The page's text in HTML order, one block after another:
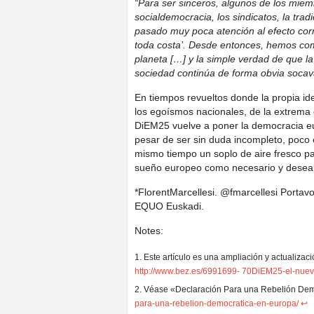
“Para ser sinceros, algunos de los
socialdemocracia, los sindicatos, la
pasado muy poca atención al efecto
toda costa’. Desde entonces, hemos
planeta […] y la simple verdad de que
sociedad continúa de forma obvia
En tiempos revueltos donde la propia
los egoísmos nacionales, de la
DiEM25 vuelve a poner la democracia
pesar de ser sin duda incompleto,
mismo tiempo un soplo de aire fresco
sueño europeo como necesario y
*FlorentMarcellesi. @fmarcellesi
EQUO Euskadi.
Notes:
Este artículo es una ampliación y
http://www.bez.es/6991699- 70DiEM25-el-
Véase «Declaración Para una Rebelión
para-una-rebelion-democratica-en-europa/ ↩